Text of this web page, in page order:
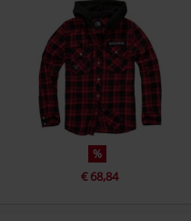
info@brandit-wear.com
%
€ 68,84